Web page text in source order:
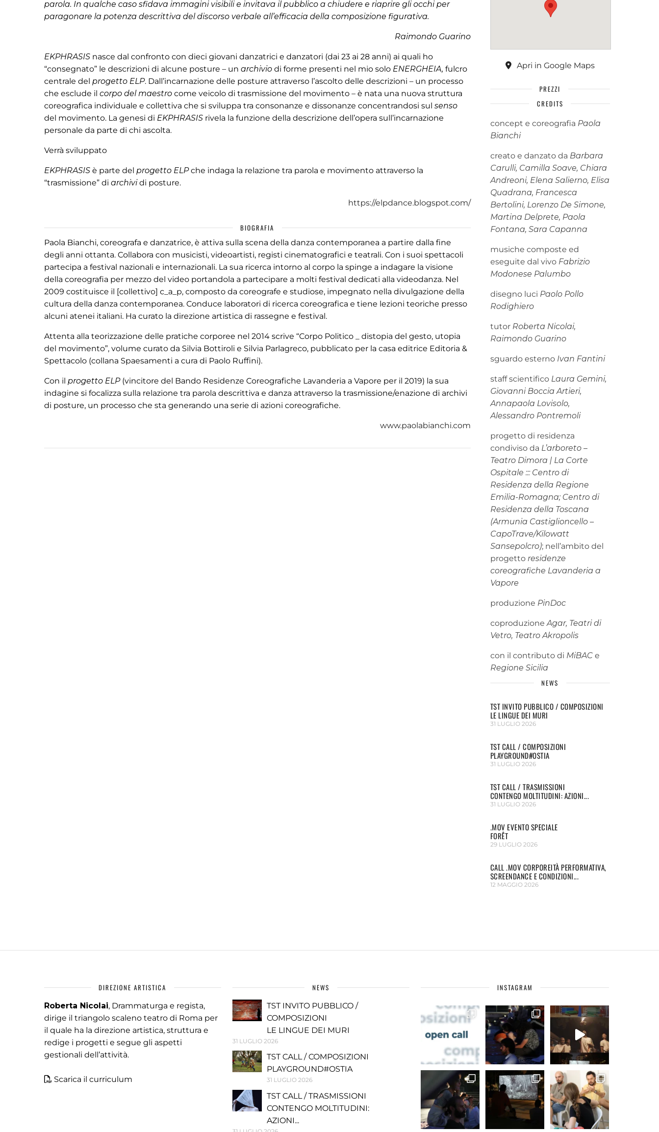
parola. In qualche caso sfidava immagini visibili e invitava il pubblico a chiudere e riaprire gli occhi per
paragonare la potenza descrittiva del discorso verbale all’efficacia della composizione figurativa.
Raimondo Guarino
EKPHRASIS nasce dal confronto con dieci giovani danzatrici e danzatori (dai 23 ai 28 anni) ai quali ho
“consegnato” le descrizioni di alcune posture – un archivio di forme presenti nel mio solo ENERGHEIA, fulcro
centrale del progetto ELP. Dall’incarnazione delle posture attraverso l’ascolto delle descrizioni – un processo
che esclude il corpo del maestro come veicolo di trasmissione del movimento – è nata una nuova struttura
coreografica individuale e collettiva che si sviluppa tra consonanze e dissonanze concentrandosi sul senso
del movimento. La genesi di EKPHRASIS rivela la funzione della descrizione dell’opera sull’incarnazione
personale da parte di chi ascolta.
Verrà sviluppato
EKPHRASIS è parte del progetto ELPche indaga la relazione tra parola e movimento attraverso la
“trasmissione” di archividi posture.
https://elpdance.blogspot.com/
BIOGRAFIA
Paola Bianchi, coreografa e danzatrice, è attiva sulla scena della danza contemporanea a partire dalla fine
degli anni ottanta. Collabora con musicisti, videoartisti, registi cinematografici e teatrali. Con i suoi spettacoli
partecipa a festival nazionali e internazionali. La sua ricerca intorno al corpo la spinge a indagare la visione
della coreografia per mezzo del video portandola a partecipare a molti festival dedicati alla videodanza. Nel
2009 costituisce il [collettivo] c_a_p, composto da coreografe e studiose, impegnato nella divulgazione della
cultura della danza contemporanea. Conduce laboratori di ricerca coreografica e tiene lezioni teoriche presso
alcuni atenei italiani. Ha curato la direzione artistica di rassegne e festival.
Attenta alla teorizzazione delle pratiche corporee nel 2014 scrive “Corpo Politico _ distopia del gesto, utopia
del movimento”, volume curato da Silvia Bottiroli e Silvia Parlagreco, pubblicato per la casa editrice Editoria &
Spettacolo (collana Spaesamenti a cura di Paolo Ruffini).
Con il progetto ELP(vincitore del Bando Residenze Coreografiche Lavanderia a Vapore per il 2019) la sua
indagine si focalizza sulla relazione tra parola descrittiva e danza attraverso la trasmissione/enazione di archivi
di posture, un processo che sta generando una serie di azioni coreografiche.
www.paolabianchi.com
Apri in Google Maps
PREZZI
CREDITS
concept e coreografia Paola
Bianchi
creato e danzato da Barbara
Carulli, Camilla Soave, Chiara
Andreoni, Elena Salierno, Elisa
Quadrana, Francesca
Bertolini, Lorenzo De Simone,
Martina Delprete, Paola
Fontana, Sara Capanna
musiche composte ed
eseguite dal vivo Fabrizio
Modonese Palumbo
disegno luci Paolo Pollo
Rodighiero
tutor Roberta Nicolai,
Raimondo Guarino
sguardo esterno Ivan Fantini
staff scientifico Laura Gemini,
Giovanni Boccia Artieri,
Annapaola Lovisolo,
Alessandro Pontremoli
progetto di residenza
condiviso da L’arboreto –
Teatro Dimora | La Corte
Ospitale ::: Centro di
Residenza della Regione
Emilia-Romagna; Centro di
Residenza della Toscana
(Armunia Castiglioncello –
CapoTrave/Kilowatt
Sansepolcro); nell’ambito del
progetto residenze
coreografiche Lavanderia a
Vapore
produzione PinDoc
coproduzioneAgar, Teatri di
Vetro, Teatro Akropolis
con il contributo di MiBACe
Regione Sicilia
NEWS
TST INVITO PUBBLICO / COMPOSIZIONI
LE LINGUE DEI MURI
31 LUGLIO 2026
TST CALL / COMPOSIZIONI
PLAYGROUND#OSTIA
31 LUGLIO 2026
TST CALL / TRASMISSIONI
CONTENGO MOLTITUDINI: AZIONI...
31 LUGLIO 2026
.MOV EVENTO SPECIALE
FORÊT
29 LUGLIO 2026
CALL .MOV CORPOREITÀ PERFORMATIVA,
SCREENDANCE E CONDIZIONI...
12 MAGGIO 2026
DIREZIONE ARTISTICA
Roberta Nicolai, Drammaturga e regista,
dirige il triangolo scaleno teatro di Roma per
il quale ha la direzione artistica, struttura e
redige i progetti e segue gli aspetti
gestionali dell’attività.
Scarica il curriculum
NEWS
TST INVITO PUBBLICO /
COMPOSIZIONI
LE LINGUE DEI MURI
31 LUGLIO 2026
TST CALL / COMPOSIZIONI
PLAYGROUND#OSTIA
31 LUGLIO 2026
TST CALL / TRASMISSIONI
CONTENGO MOLTITUDINI:
AZIONI...
INSTAGRAM